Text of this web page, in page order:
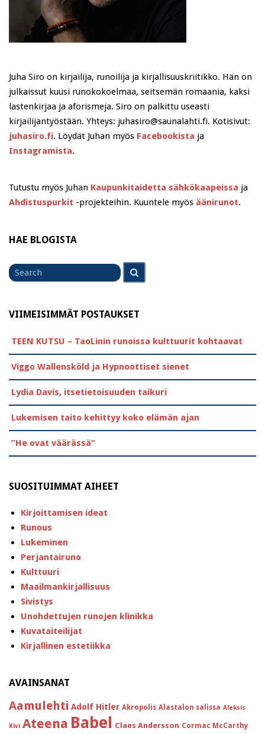
Juha Siro on kirjailija, runoilija ja kirjallisuuskriitikko. Hän on
julkaissut kuusi runokokoelmaa, seitsemän romaania, kaksi
lastenkirjaa ja aforismeja. Siro on palkittu useasti
kirjailijantyöstään. Yhteys: juhasiro@saunalahti.fi. Kotisivut:
juhasiro.fi. Löydät Juhan myös Facebookista ja
Instagramista.
Tutustu myös Juhan Kaupunkitaidetta sähkökaapeissa ja
Ahdistuspurkit -projekteihin. Kuuntele myös äänirunot.
HAE BLOGISTA
Search
for
VIIMEISIMMÄT POSTAUKSET
TEEN KUTSU – TaoLinin runoissa kulttuurit kohtaavat
Viggo Wallensköld ja Hypnoottiset sienet
Lydia Davis, itsetietoisuuden taikuri
Lukemisen taito kehittyy koko elämän ajan
”He ovat väärässä”
SUOSITUIMMAT AIHEET
Kirjoittamisen ideat
Runous
Lukeminen
Perjantairuno
Kulttuuri
Maailmankirjallisuus
Sivistys
Unohdettujen runojen klinikka
Kuvataiteilijat
Kirjallinen estetiikka
AVAINSANAT
Aamulehti Adolf Hitler Akropolis Alastalon salissa Aleksis
Kivi Ateena Babel Claes Andersson Cormac McCarthy